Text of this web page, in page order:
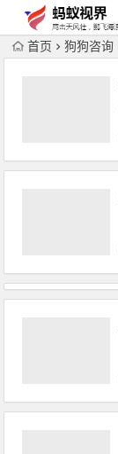
首页 狗狗咨询